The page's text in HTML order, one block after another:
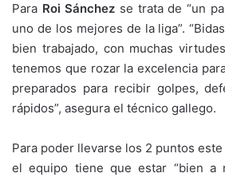
p
y
Li
n
k
ai
l
c
e
b
o
o
k
at
s
A
p
p
e
gr
a
m
Para Roi Sánchez se trata de “un
uno de los mejores de la liga”.
bien trabajado, con muchas
tenemos que rozar la excelencia
preparados para recibir golpes,
rápidos”, asegura el técnico gallego.
Para poder llevarse los 2 puntos
el equipo tiene que estar “bien a